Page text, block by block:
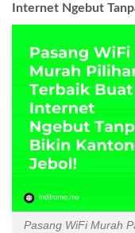
Internet Ngebut
Pasang WiFi Murah